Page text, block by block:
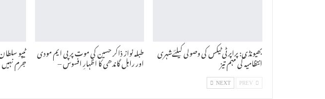
بھیونڈی: پراپرٹی ٹیکس کی وصولی کیلئےشہری
انتظامیہ کی مہم تیز
طبلہ نواز ذاکر حسین کی موت پر پی ایم مودی
اور راہل گاندھی کا اظہارِ افسوس –
ٹیپو
جرم
NEXT